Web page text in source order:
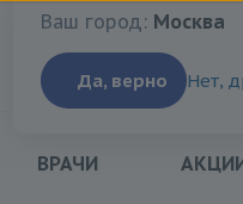
Ваш город:Москва
Ваш город: Москва
Да, верно Нет,
ВРАЧИ